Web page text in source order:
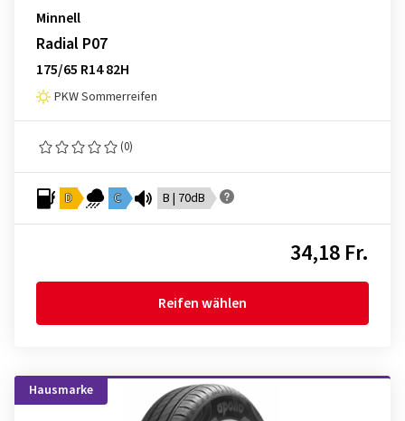
Minnell
Radial P07
175/65 R14 82H
PKW Sommerreifen
(0)
D C B | 70dB
34,18 Fr.
Reifen wählen
Hausmarke